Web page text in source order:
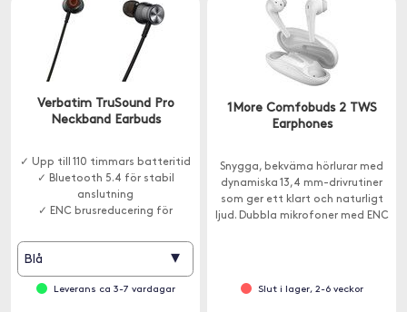
Verbatim TruSound Pro
Neckband Earbuds
✓ Upp till 110 timmars batteritid
✓ Bluetooth 5.4 för stabil
anslutning
✓ ENC brusreducering för
Blå ▾
Leverans ca 3-7 vardagar
1More Comfobuds 2 TWS
Earphones
Snygga, bekväma hörlurar med
dynamiska 13,4 mm-drivrutiner
som ger ett klart och naturligt
ljud. Dubbla mikrofoner med ENC
Slut i lager, 2-6 veckor